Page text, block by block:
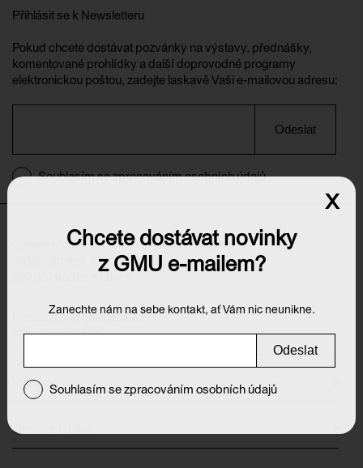
Přihlásit se k Newsletteru
Pokud chcete dostávat pozvánky na výstavy, přednášky,
komentované prohlídky a další doprovodné programy
elektronickou poštou, zadejte laskavě Vaši e-mailovou adresu:
Odeslat
Souhlasím se zpracováním osobních údajů
Galerie moderního umění v Hradci Králové
Velké náměstí 139/140
E-mail:info@galeriehk.cz
Tel.: 495 512 538
Výstavy
Otevírací doba
Chcete dostávat novinky
z GMU e-mailem?
Zanechte nám na sebe kontakt, ať Vám nic neunikne.
Odeslat
Souhlasím se zpracováním osobních údajů
x